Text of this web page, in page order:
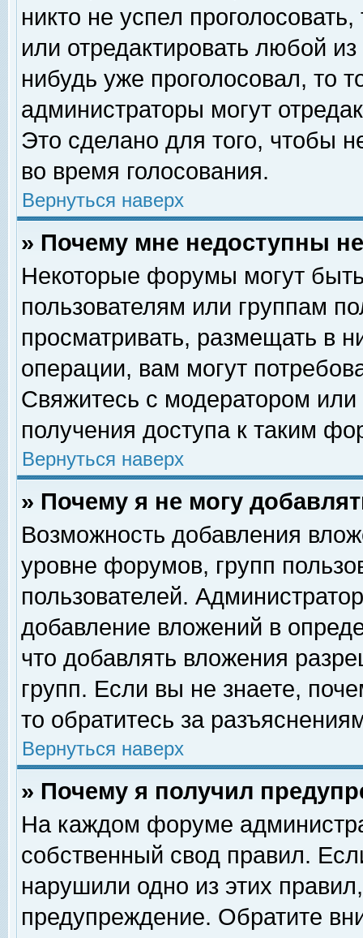
никто не успел
или отредактировать любой
нибудь уже проголосовал, то
администраторы могут
Это сделано для того, чтобы
во время голосования.
Вернуться наверх
» Почему мне недоступны
Некоторые форумы могут
пользователям или группам
просматривать, размещать в
операции, вам могут
Свяжитесь с модератором
получения доступа к таким
Вернуться наверх
» Почему я не могу
Возможность добавления
уровне форумов, групп
пользователей.
добавление вложений в
что добавлять вложения
групп. Если вы не знаете,
то обратитесь за
Вернуться наверх
» Почему я получил
На каждом форуме
собственный свод правил.
нарушили одно из этих
предупреждение. Обратите